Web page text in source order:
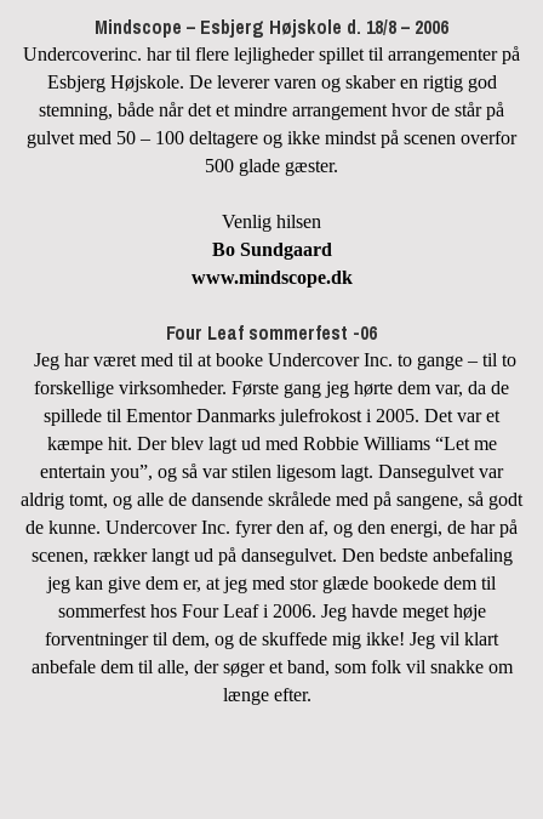
Mindscope – Esbjerg Højskole d. 18/8 – 2006
Undercoverinc. har til flere lejligheder spillet til arrangementer på
Esbjerg Højskole. De leverer varen og skaber en rigtig god
stemning, både når det et mindre arrangement hvor de står på
gulvet med 50 – 100 deltagere og ikke mindst på scenen overfor
500 glade gæster.
Venlig hilsen
Bo Sundgaard
www.mindscope.dk
Four Leaf sommerfest -06
Jeg har været med til at booke Undercover Inc. to gange – til to
forskellige virksomheder. Første gang jeg hørte dem var, da de
spillede til Ementor Danmarks julefrokost i 2005. Det var et
kæmpe hit. Der blev lagt ud med Robbie Williams “Let me
entertain you”, og så var stilen ligesom lagt. Dansegulvet var
aldrig tomt, og alle de dansende skrålede med på sangene, så godt
de kunne. Undercover Inc. fyrer den af, og den energi, de har på
scenen, rækker langt ud på dansegulvet. Den bedste anbefaling
jeg kan give dem er, at jeg med stor glæde bookede dem til
sommerfest hos Four Leaf i 2006. Jeg havde meget høje
forventninger til dem, og de skuffede mig ikke! Jeg vil klart
anbefale dem til alle, der søger et band, som folk vil snakke om
længe efter.